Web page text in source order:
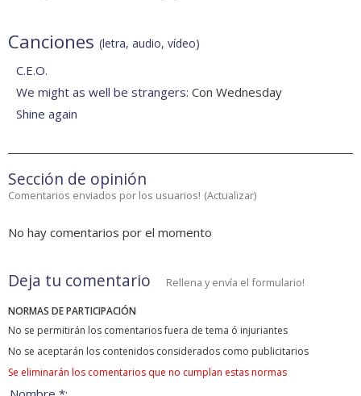
Canciones (letra, audio, vídeo)
C.E.O.
We might as well be strangers: Con Wednesday
Shine again
Sección de opinión
Comentarios enviados por los usuarios! (Actualizar)
No hay comentarios por el momento
Deja tu comentario Rellena y envía el formulario!
NORMAS DE PARTICIPACIÓN
No se permitirán los comentarios fuera de tema ó injuriantes
No se aceptarán los contenidos considerados como publicitarios
Se eliminarán los comentarios que no cumplan estas normas